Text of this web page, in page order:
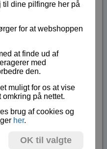
dele inklusiv motor
dine pilfingre her på
for at webshoppen
at finde ud af
med
den.
muligt for os at vise
på nettet.
brug af cookies og
her.
OK til valgte